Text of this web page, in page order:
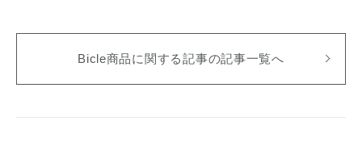
Bicle商品に関する記事の記事一覧へ